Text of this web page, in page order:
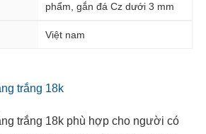
phẩm, gắn đá Cz dưới 3 mm
Việt nam
trắng 18k
trắng 18k phù hợp cho người có